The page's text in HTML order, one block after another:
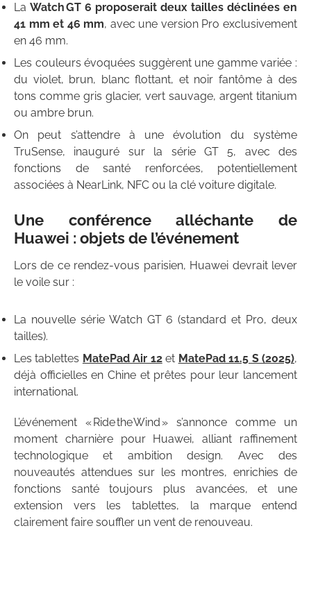
La Watch GT 6 proposerait deux tailles déclinées en
41 mm et 46 mm, avec une version Pro exclusivement
en 46 mm.
Les couleurs évoquées suggèrent une gamme variée :
du violet, brun, blanc flottant, et noir fantôme à des
tons comme gris glacier, vert sauvage, argent titanium
ou ambre brun.
On peut s’attendre à une évolution du système
TruSense, inauguré sur la série GT 5, avec des
fonctions de santé renforcées, potentiellement
associées à NearLink, NFC ou la clé voiture digitale.
Une conférence alléchante de
Huawei : objets de l’événement
Lors de ce rendez-vous parisien, Huawei devrait lever
le voile sur :
La nouvelle série Watch GT 6 (standard et Pro, deux
tailles).
Les tablettes MatePad Air 12et MatePad 11.5 S (2025),
déjà officielles en Chine et prêtes pour leur lancement
international.
L’événement « Ride the Wind » s’annonce comme un
moment charnière pour Huawei, alliant raffinement
technologique et ambition design. Avec des
nouveautés attendues sur les montres, enrichies de
fonctions santé toujours plus avancées, et une
extension vers les tablettes, la marque entend
clairement faire souffler un vent de renouveau.